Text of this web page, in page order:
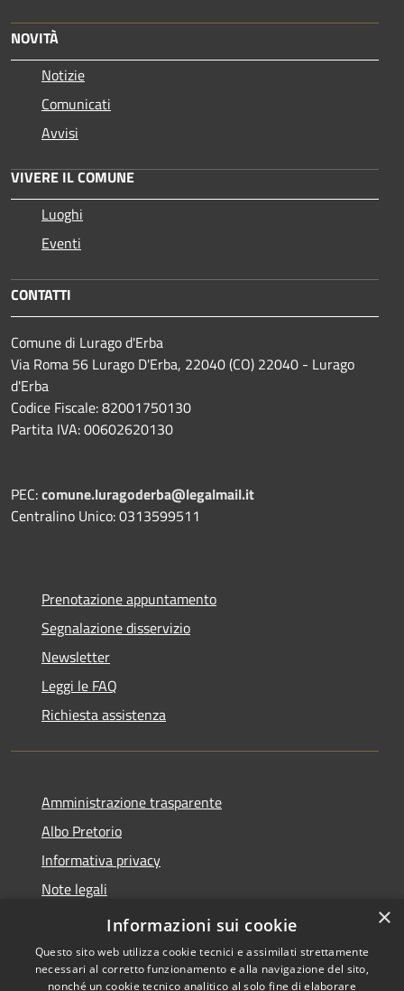
NOVITÀ
Notizie
Comunicati
Avvisi
VIVERE IL COMUNE
Luoghi
Eventi
CONTATTI
Comune di Lurago d'Erba
Via Roma 56 Lurago D'Erba, 22040 (CO) 22040 - Lurago
d'Erba
Codice Fiscale: 82001750130
Partita IVA: 00602620130
PEC:comune.luragoderba@legalmail.it
Centralino Unico: 0313599511
Prenotazione appuntamento
Segnalazione disservizio
Newsletter
Leggi le FAQ
Richiesta assistenza
Amministrazione trasparente
Albo Pretorio
Informativa privacy
Note legali
Dichiarazione di accessibilità
×
Informazioni sui cookie
Questo sito web utilizza cookie tecnici e assimilati strettamente
necessari al corretto funzionamento e alla navigazione del sito,
nonché un cookie tecnico analitico al solo fine di elaborare